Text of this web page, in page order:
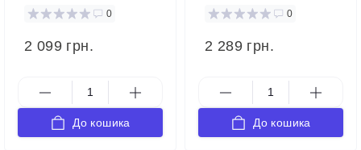
0
2 099 грн.
До кошика
0
2 289 грн.
До кошика